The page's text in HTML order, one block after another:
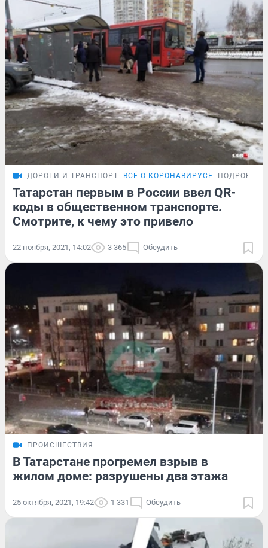
ДОРОГИ И ТРАНСПОРТ ВСЁ О КОРОНАВИРУСЕ
Татарстан первым в России ввел QR-
коды в общественном транспорте.
Смотрите, к чему это привело
22 ноября, 2021, 14:02 3 365 Обсудить
ПРОИСШЕСТВИЯ
В Татарстане прогремел взрыв в
жилом доме: разрушены два этажа
25 октября, 2021, 19:42 1 331 Обсудить